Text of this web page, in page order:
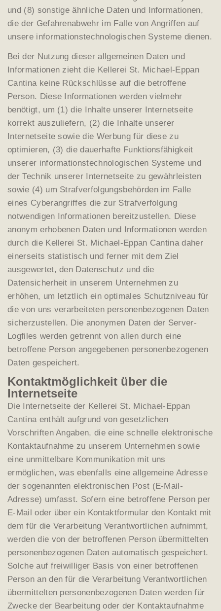
und (8) sonstige ähnliche Daten und Informationen,
die der Gefahrenabwehr im Falle von Angriffen auf
unsere informationstechnologischen Systeme dienen.
Bei der Nutzung dieser allgemeinen Daten und
Informationen zieht die Kellerei St. Michael-Eppan
Cantina keine Rückschlüsse auf die betroffene
Person. Diese Informationen werden vielmehr
benötigt, um (1) die Inhalte unserer Internetseite
korrekt auszuliefern, (2) die Inhalte unserer
Internetseite sowie die Werbung für diese zu
optimieren, (3) die dauerhafte Funktionsfähigkeit
unserer informationstechnologischen Systeme und
der Technik unserer Internetseite zu gewährleisten
sowie (4) um Strafverfolgungsbehörden im Falle
eines Cyberangriffes die zur Strafverfolgung
notwendigen Informationen bereitzustellen. Diese
anonym erhobenen Daten und Informationen werden
durch die Kellerei St. Michael-Eppan Cantina daher
einerseits statistisch und ferner mit dem Ziel
ausgewertet, den Datenschutz und die
Datensicherheit in unserem Unternehmen zu
erhöhen, um letztlich ein optimales Schutzniveau für
die von uns verarbeiteten personenbezogenen Daten
sicherzustellen. Die anonymen Daten der Server-
Logfiles werden getrennt von allen durch eine
betroffene Person angegebenen personenbezogenen
Daten gespeichert.
Kontaktmöglichkeit über die
Internetseite
Die Internetseite der Kellerei St. Michael-Eppan
Cantina enthält aufgrund von gesetzlichen
Vorschriften Angaben, die eine schnelle elektronische
Kontaktaufnahme zu unserem Unternehmen sowie
eine unmittelbare Kommunikation mit uns
ermöglichen, was ebenfalls eine allgemeine Adresse
der sogenannten elektronischen Post (E-Mail-
Adresse) umfasst. Sofern eine betroffene Person per
E-Mail oder über ein Kontaktformular den Kontakt mit
dem für die Verarbeitung Verantwortlichen aufnimmt,
werden die von der betroffenen Person übermittelten
personenbezogenen Daten automatisch gespeichert.
Solche auf freiwilliger Basis von einer betroffenen
Person an den für die Verarbeitung Verantwortlichen
übermittelten personenbezogenen Daten werden für
Zwecke der Bearbeitung oder der Kontaktaufnahme